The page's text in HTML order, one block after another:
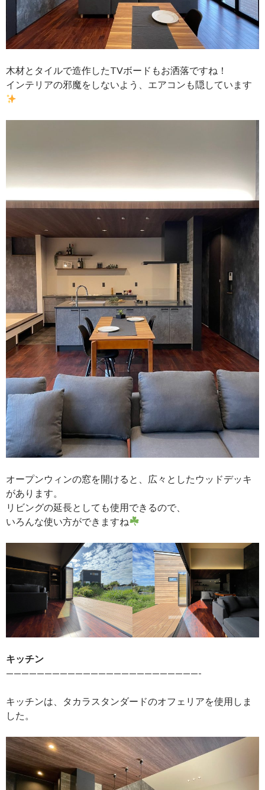
木材とタイルで造作したTVボードもお洒落ですね！
インテリアの邪魔をしないよう、エアコンも隠しています
オープンウィンの窓を開けると、広々としたウッドデッキ
があります。
リビングの延長としても使用できるので、
いろんな使い方ができますね
キッチン
—————————————————————————-
キッチンは、タカラスタンダードのオフェリアを使用しま
した。